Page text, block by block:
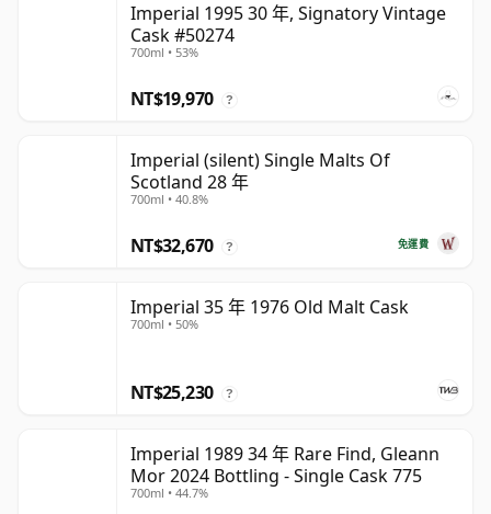
Imperial 1995 30 年, Signatory Vintage
Cask #50274
700ml • 53%
NT$19,970 ?
Imperial (silent) Single Malts Of
Scotland 28 年
700ml • 40.8%
免運費
NT$32,670 ?
Imperial 35 年 1976 Old Malt Cask
700ml • 50%
NT$25,230 ?
Imperial 1989 34 年 Rare Find, Gleann
Mor 2024 Bottling - Single Cask 775
700ml • 44.7%